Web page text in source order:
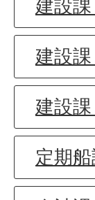
建設
建設
建設
定期